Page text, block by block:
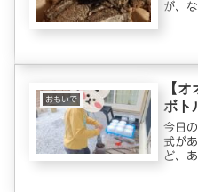
が、
サイ
おもいで
【
ボト
今日
式が
ど、